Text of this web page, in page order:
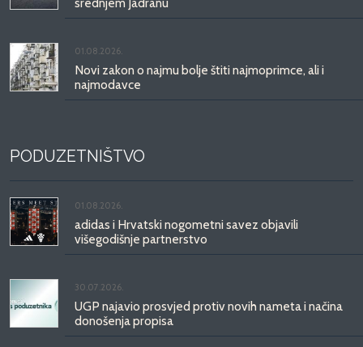
srednjem Jadranu
01.08.2026.
Novi zakon o najmu bolje štiti najmoprimce, ali i
najmodavce
PODUZETNIŠTVO
01.08.2026.
adidas i Hrvatski nogometni savez objavili
višegodišnje partnerstvo
30.07.2026.
UGP najavio prosvjed protiv novih nameta i načina
donošenja propisa